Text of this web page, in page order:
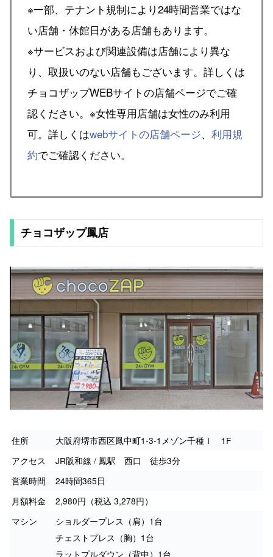
※一部、テナント規制により24時間営業ではな
い店舗・休館日がある店舗もあります。
※サービスおよび関連設備は店舗により異な
り、取扱いのない店舗もございます。詳しくは
チョコザップWEBサイトの店舗ページでご確
認ください。※女性専用店舗は女性のみ利用
可。詳しくはwebサイトの店舗ページ、 利用規
約でご確認ください。
チョコザップ鳳店
住所
大阪府堺市西区鳳中町1-3-1メゾン千種Ｉ 1F
アクセス
JR阪和線 / 鳳駅 西口 徒歩3分
営業時間
24時間365日
月額料金
2,980円（税込 3,278円）
マシン
ショルダープレス（肩）1台
チェストプレス（胸）1台
ラットプルダウン（背中）1台